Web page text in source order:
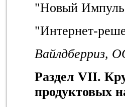
"Новый
"Интернет-
Вайлдберриз,
Раздел VII.
продуктовых